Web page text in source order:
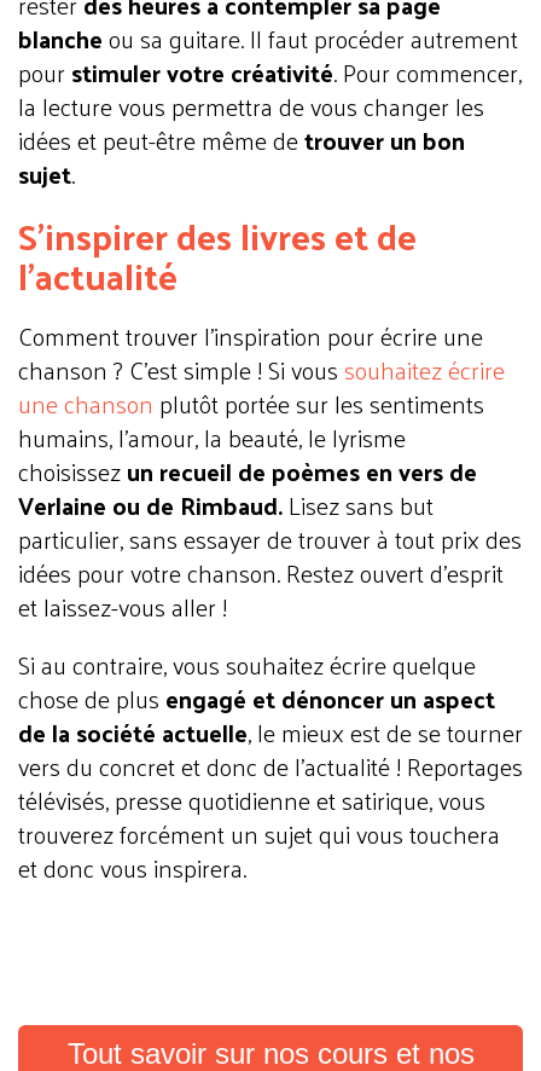
blancheou sa guitare. Il faut procéder autrement
pourstimuler votre créativité. Pour commencer,
la lecture vous permettra de vous changer les
idées et peut-être même detrouver un bon
sujet.
S’inspirer des livres et de
l’actualité
Comment trouver l'inspiration pour écrire une
chanson ? C'est simple ! Si voussouhaitez écrire
une chanson plutôt portée sur les sentiments
humains, l’amour, la beauté, le lyrisme
choisissezun recueil de poèmes en vers de
Verlaine ou de Rimbaud.Lisez sans but
particulier, sans essayer de trouver à tout prix des
idées pour votre chanson. Restez ouvert d’esprit
et laissez-vous aller !
Si au contraire, vous souhaitez écrire quelque
chose de plusengagé et dénoncer un aspect
de la société actuelle, le mieux est de se tourner
vers du concret et donc de l’actualité ! Reportages
télévisés, presse quotidienne et satirique, vous
trouverez forcément un sujet qui vous touchera
et donc vous inspirera.
Tout savoir sur nos cours et nos